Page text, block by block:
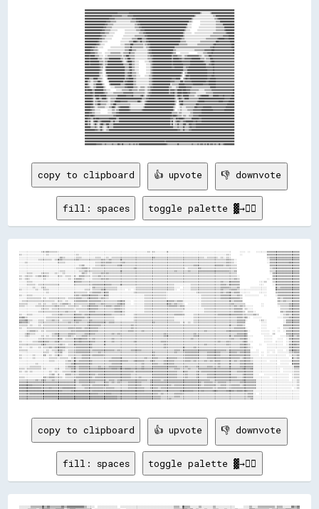
██████████████████████████████████████████████████████████████████████████████████████████████████████████████████████████████████████████████████████████████████████████████████████████████████████████████████
██████████████████████████████████████████████▓▓▓▓▓▓▓▓▓▓▓▓▓▓▓▓████████████████████████████████████████████████████████████████████████████████████████████████████▒▒░░░░░░░░░░░░▒▒████████████████████████████████
██████████████████████████████████████▓▓▓▓▓▓▓▓▓▓▓▓▓▓▒▒▒▒▒▒▒▒▓▓▓▓▓▓▓▓██████████████████████████████████████████████████████████████████████████████████████▒▒░░░░░░░░░░░░░░░░░░░░░░░░▒▒▒▒██████████████████████████
██████████████████████████████████▓▓▓▓▓▓▓▓▒▒▒▒▒▒▒▒▒▒▒▒▒▒▒▒▒▒▒▒▒▒▒▒▓▓▓▓▓▓██████████████████████████████████████████████████████████████████████████████▒▒░░░░░░░░░░░░░░░░░░░░░░░░░░░░░░▒▒▒▒▓▓██████████████████████
██████████████████████████████▓▓▓▓▓▓▒▒▒▒▒▒▒▒░░░░░░░░░░░░░░░░░░░░▒▒▒▒▒▒▒▒▓▓▓▓██████████████████████████████████████████████████████████████████████▒▒▒▒░░          ░░░░░░░░░░░░░░░░░░░░░░▒▒▒▒▒▒████████████████████
████████████████████████████▓▓▓▓▒▒▒▒▒▒▒▒░░░░░░░░░░░░░░░░░░░░░░░░░░░░░░▒▒▒▒▓▓▓▓██████████████████████████████████████████████████████████████████░░░░░░            ░░░░░░░░░░░░░░░░░░░░░░▒▒▒▒▒▒▒▒▒▒████████████████
██████████████████████████▓▓▓▓▒▒▒▒▒▒▒▒░░░░░░░░░░░░░░░░░░░░░░░░░░░░░░░░▒▒▒▒▒▒▓▓▓▓██████████████████████████████████████████████████████████████▒▒░░░░░░          ░░░░░░░░░░░░░░░░░░░░░░░░▒▒▒▒▒▒▒▒▒▒▒▒██████████████
████████████████████████▓▓▓▓▒▒▒▒▒▒▒▒░░░░░░░░░░          ░░░░░░░░░░░░░░░░▒▒▒▒▒▒▓▓▓▓▓▓████████████████████████████████████████████████████████▒▒░░░░░░          ░░░░░░░░░░░░░░░░░░░░░░░░░░▒▒▒▒▒▒▒▒▒▒▒▒▓▓████████████
██████████████████████▓▓▓▓▓▓▒▒▒▒▒▒░░░░░░░░              ░░░░░░░░░░░░░░░░░░░░▒▒▒▒▒▒▓▓▓▓████████████████████████████████████████████████████▒▒░░░░░░░░░░    ░░░░░░░░░░░░░░░░░░░░░░░░░░▒▒▒▒▒▒▒▒▒▒▒▒▒▒▒▒▒▒▓▓██████████
██████████████████████▓▓▒▒▒▒▒▒░░░░░░░░░░              ░░░░░░░░░░░░░░░░▒▒▒▒▒▒▒▒▒▒▒▒▒▒▓▓▓▓██████████████████████████████████████████████████▒▒░░░░░░░░░░░░░░░░░░░░░░░░░░░░░░░░░░░░▒▒▒▒▒▒▒▒▒▒▒▒▒▒▒▒▒▒▓▓▓▓▓▓▓▓████████
████████████████████▓▓▓▓▒▒▒▒░░░░░░░░░░              ░░░░░░░░░░░░░░▒▒▒▒▒▒▒▒██████▒▒▒▒▒▒▓▓██████████████████████████████████████████████▓▓▒▒▒▒░░░░░░░░░░░░░░░░░░░░░░░░░░░░░░▒▒▒▒▒▒▒▒▒▒▒▒▒▒▒▒▓▓████████▓▓▓▓▓▓████████
██████████████████▓▓▒▒▒▒░░░░░░░░                  ░░░░░░░░░░░░▒▒▒▒▒▒████▓▓▒▒▒▒██▒▒▒▒▒▒▓▓▓▓████████████████████████████████████████████▒▒▒▒▒▒▒▒░░░░░░░░░░░░░░░░░░░░▒▒▒▒▒▒▒▒▒▒▒▒▒▒▒▒▒▒▒▒▒▒████▓▓▓▓▓▓▓▓▓▓▓▓▓▓▓▓██████
████████████████▓▓▓▓▒▒░░░░░░                      ░░░░░░▒▒▒▒▒▒▒▒████▒▒▒▒▒▒▒▒▒▒▒▒▒▒░░▒▒▒▒▓▓▓▓████████████████████████████████████████▒▒▒▒▒▒▒▒▒▒▒▒░░░░░░░░░░░░░░▒▒▒▒▒▒▒▒▒▒▒▒▒▒▒▒▒▒▒▒▒▒▓▓██▓▓▓▓▓▓▓▓▓▓▓▓▓▓▓▓▓▓▓▓▓▓████
██████████▓▓▓▓▒▒▒▒░░░░░░░░          ░░░░░░░░░░░░░░░░░░░░▒▒▒▒▒▒▒▒██▒▒▒▒▒▒▒▒▒▒▒▒▒▒▒▒░░░░▒▒▒▒▓▓██████████████████████████████████▒▒▒▒▒▒▒▒▒▒▒▒▒▒▒▒▒▒▒▒▒▒▒▒▒▒▒▒▒▒▒▒▒▒▒▒▒▒▒▒▒▒▒▒▒▒▒▒▒▒▓▓▓▓██▓▓▓▓▓▓▓▓▓▓▓▓▓▓▓▓▓▓▓▓▓▓▓▓████
████████▓▓▓▓▒▒▒▒▒▒░░            ░░░░░░░░░░░░░░░░░░░░░░░░▒▒▒▒▒▒████▒▒▒▒▒▒░░░░░░░░░░░░░░░░▒▒▓▓▓▓██████████████████████████████▒▒▒▒░░░░░░░░░░░░░░░░░░░░░░░░░░▒▒▒▒▒▒▒▒▒▒▒▒▒▒▓▓▓▓▓▓▓▓▓▓████▓▓▓▓▓▓▓▓▓▓▓▓▓▓▓▓▓▓▓▓▓▓▓▓▓▓██
████████▓▓▓▓▓▓▒▒▒▒░░░░░░    ░░░░░░░░▒▒▒▒▒▒▒▒▒▒▒▒▒▒░░░░▒▒▒▒▒▒▒▒██▒▒▒▒▒▒░░░░░░░░░░░░░░░░░░▒▒▓▓▓▓████████████████████████████▓▓▒▒▒▒      ░░░░░░░░░░░░            ░░░░░░░░▒▒▒▒▒▒▓▓▓▓▓▓██▓▓▓▓▓▓▓▓▓▓▓▓▓▓▓▓▓▓▓▓▓▓▓▓▓▓▓▓██
██████▓▓██████▒▒▒▒▒▒░░░░░░  ░░░░▒▒▒▒▒▒▒▒▒▒▒▒▒▒▒▒▒▒▒▒░░▒▒▒▒████▒▒▒▒▒▒▒▒░░░░░░░░░░░░░░░░░░▒▒▒▒▓▓▓▓██████████████████████████▒▒▓▓▓▓▓▓▒▒▒▒▒▒░░░░▒▒▒▒▓▓▓▓▓▓▓▓▓▓▓▓▓▓▓▓▒▒▒▒░░░░▒▒▒▒▒▒████▓▓▓▓▓▓▓▓▓▓▓▓▓▓▓▓▓▓▓▓▓▓▓▓▓▓▓▓▓▓▓▓
██████▓▓██████████▒▒▒▒▒▒░░░░▒▒▒▒▒▒████████████████▒▒▒▒░░▒▒▒▒████▒▒▒▒▒▒░░░░░░░░░░░░░░░░░░▒▒▒▒▒▒▓▓██████████████████████████▒▒████████▓▓▓▓▒▒▒▒▓▓▓▓▓▓▓▓▓▓████████████▒▒▒▒▒▒░░▒▒▒▒▒▒████▓▓▓▓▓▓▓▓▓▓▓▓▓▓▓▓▓▓▓▓▓▓▓▓▓▓▓▓▓▓
██████▓▓████████████▒▒▒▒▒▒░░▒▒▒▒████████████████████▒▒░░░░▒▒██████▒▒▒▒░░░░░░        ░░░░░░▒▒▒▒▓▓██████████████████████████▓▓████████████▓▓▓▓▓▓▓▓▓▓▓▓██████████████████▓▓▒▒▒▒▒▒▒▒▓▓████▓▓▓▓▓▓▓▓▓▓▓▓▓▓▓▓▓▓▓▓▓▓▓▓▓▓▓▓
██████▓▓████████████▓▓▓▓▒▒░░▒▒▒▒██████████████████████▒▒▒▒▒▒▒▒████▒▒▒▒░░░░░░          ░░░░░░▒▒▓▓██████████████████████████▓▓██████████████▓▓▓▓▓▓▓▓▓▓██████████████████████▒▒▒▒▓▓▓▓████▓▓▓▓▓▓▓▓▓▓▓▓▓▓▓▓▓▓▓▓▓▓▓▓▓▓▓▓
████████████████████▓▓▒▒▒▒  ▒▒██████████████████████████▒▒▒▒▒▒████▒▒▒▒░░░░░░          ░░░░░░▒▒▓▓██████████████████████████▓▓▓▓████████████▒▒▒▒▓▓▓▓████████████████████████▓▓▓▓▓▓▓▓▓▓██▓▓▓▓▓▓▓▓▓▓▓▓▓▓▓▓▓▓▓▓▓▓▓▓▓▓▓▓
████████████████████▓▓▒▒░░  ▒▒██████████████████████████▒▒▒▒▒▒▓▓██▒▒▒▒░░░░░░          ░░░░░░▒▒▓▓██████████████████████████████████████████▒▒▒▒▒▒████████████████████████████▓▓▓▓▓▓▓▓██▓▓▓▓▓▓▓▓▓▓▓▓▓▓▓▓▓▓▓▓▓▓▓▓▓▓▓▓
████████████████████▒▒▒▒░░  ░░██████████████████████████▒▒▒▒▓▓▓▓██▒▒▒▒▒▒░░░░          ░░░░░░▒▒▓▓████████████████████████████████████████▒▒  ▒▒▒▒████████████████████████████▓▓▓▓▓▓▓▓██▓▓▓▓▓▓▓▓▓▓▓▓▓▓▓▓▓▓▓▓▓▓▓▓▓▓▓▓
████████████████████▒▒░░░░  ░░▒▒████████████████████████▒▒▒▒▓▓████▒▒▒▒▒▒░░░░░░      ░░░░░░▒▒▒▒▓▓██████████████████████████████████████▓▓░░  ▒▒████▓▓████████████████████████▓▓▓▓▓▓████▓▓▓▓▓▓▓▓▓▓▓▓▓▓▓▓▓▓▓▓▓▓▓▓▓▓▓▓
██████▒▒▒▒▒▒██████▒▒▒▒▒▒░░    ░░████████████████████████▒▒▓▓▓▓██████▒▒▒▒░░░░░░░░░░░░░░░░░░▒▒▒▒▓▓██████████████████████████▓▓▓▓▓▓██████░░  ▒▒▓▓██▓▓▓▓████████████████████████▓▓▓▓████████▓▓▓▓▓▓▓▓▓▓▓▓▓▓▓▓▓▓▓▓▓▓▓▓▓▓
████▒▒▒▒░░░░▒▒▒▒▒▒████▒▒░░      ░░████████████████████▒▒▓▓▓▓████████▒▒▒▒░░░░░░░░░░░░░░░░░░▒▒▒▒▓▓████████████████████████▓▓▓▓▓▓▒▒▒▒▒▒▒▒████▒▒▓▓▓▓▓▓▓▓▓▓████████████████████▓▓▓▓██████████▓▓▓▓▓▓▓▓▓▓▓▓▓▓▓▓▓▓▓▓▓▓▓▓▓▓
████▒▒░░░░░░▒▒▒▒████████▒▒░░      ▒▒██████████████▒▒▒▒▒▒▓▓██████████▒▒▒▒░░░░░░░░░░░░░░░░░░▒▒▒▒▓▓████████████████████████░░▒▒▒▒▒▒▒▒▒▒████████▓▓▓▓▓▓▓▓▓▓▓▓██████████████▓▓▓▓▓▓▓▓██████████▓▓▓▓▓▓▓▓▓▓▓▓▓▓▓▓▓▓▓▓▓▓▓▓▓▓
██▓▓▓▓▒▒░░░░▒▒▒▒██████████▒▒░░      ░░░░░░▒▒▒▒▒▒▒▒▒▒▒▒▒▒▓▓▓▓████████▒▒▒▒▒▒░░░░▒▒▒▒▒▒░░░░▒▒▒▒▓▓▓▓██████████████████████▒▒▒▒░░░░░░▒▒▒▒██████████▓▓▓▓▓▓▓▓▒▒▒▒▒▒▒▒▒▒▒▒▒▒▒▒▒▒▒▒▒▒▒▒▒▒████████▓▓▓▓▓▓▓▓▓▓▓▓▓▓▓▓▓▓▓▓▓▓▓▓▓▓
██▓▓██████▒▒▒▒████████████▒▒▒▒░░░░░░        ░░░░░░░░▒▒▒▒▒▒▒▒▒▒▓▓▓▓▒▒▒▒▒▒▒▒░░▒▒▒▒▒▒▒▒░░░░▒▒▒▒▓▓████████████████████████▒▒▓▓▓▓▓▓▒▒▒▒██████▓▓████▓▓▓▓▓▓▒▒▒▒▒▒▒▒▒▒▒▒░░░░░░░░▒▒▒▒▒▒▒▒▒▒▓▓▓▓▓▓▓▓▓▓▓▓▓▓▓▓▓▓▓▓▓▓▓▓▓▓▓▓▓▓██
██▓▓▓▓▓▓██▓▓▒▒████████████▓▓▒▒▒▒░░░░░░░░▒▒▒▒▒▒▒▒▒▒▒▒▒▒▓▓▓▓▓▓▓▓▓▓▓▓▓▓▒▒▒▒▒▒▒▒▒▒▒▒▒▒▒▒░░░░▒▒▓▓▓▓████████████████████████▒▒▓▓▓▓██▒▒▒▒██████▓▓██████▓▓▓▓▒▒▒▒▒▒▒▒░░░░░░░░░░░░░░▒▒▒▒▒▒▒▒▒▒▓▓▓▓▓▓▓▓▓▓▓▓▓▓▓▓▓▓▓▓▓▓▓▓▓▓▓▓██
██████████▓▓▒▒██████▓▓████████▒▒▒▒▒▒▒▒▒▒▒▒▒▒▒▒████████████▓▓▓▓▓▓▓▓██▒▒▒▒▒▒▒▒▒▒▓▓██▒▒░░▒▒▓▓▓▓██████████████████████████████████▒▒▒▒████▓▓▒▒████████▒▒▒▒▒▒▒▒░░░░▒▒▒▒▓▓██████████▒▒▒▒▒▒████████▓▓▓▓▓▓██▓▓▓▓▓▓▓▓▓▓████
██████████▓▓░░▒▒████▒▒▒▒██████▒▒░░░░▒▒▒▒▒▒▒▒████████████████████████████████████▒▒▒▒▒▒▓▓▓▓████████████████████████████████████▒▒░░▒▒██▓▓▒▒▒▒██████▒▒▒▒▒▒▒▒▒▒▒▒▒▒████████████████████████████████████▓▓▓▓▓▓▓▓██████
██████████▓▓░░▒▒▒▒▓▓▓▓▒▒▒▒▒▒▒▒▒▒░░░░▒▒▒▒▒▒████████▓▓▓▓▓▓▓▓▓▓▒▒▒▒▒▒▒▒▒▒▒▒▒▒████▒▒░░░░▒▒▓▓██████████████████████████████████████▒▒░░  ▓▓▓▓██▒▒▒▒▒▒▒▒▒▒▒▒▒▒▒▒▒▒▒▒▓▓████████▓▓▓▓▓▓▓▓▓▓▓▓▓▓▓▓▓▓▓▓██████▓▓▓▓▓▓▓▓████████
██████████▓▓░░▒▒▒▒████▒▒▒▒▒▒▒▒░░░░░░▒▒▒▒████▒▒▒▒▒▒▒▒▒▒▒▒▒▒▒▒▒▒▒▒░░░░░░░░░░░░░░░░░░░░▓▓████████████████████████████████████████▒▒    ▒▒████▒▒▒▒▒▒▒▒▒▒▒▒▒▒▒▒▒▒████▓▓▓▓▓▓▓▓▓▓▓▓▓▓▓▓▓▓▓▓▓▓▓▓▓▓▓▓▓▓▓▓▓▓▓▓▓▓▓▓██████████
████████▓▓▓▓▒▒░░░░▒▒▒▒▒▒▒▒▒▒░░░░░░▒▒▒▒████▒▒░░▒▒▓▓████████████▒▒░░░░░░░░░░░░░░░░░░▒▒████████████████████████████████████████▒▒░░    ░░▒▒░░░░░░▒▒▒▒▒▒▒▒▒▒▒▒████▓▓▓▓▓▓▓▓████████████▓▓▓▓▓▓▓▓▓▓▓▓▓▓▓▓▓▓▓▓████████████
████████▓▓▒▒▒▒░░░░░░░░          ░░░░░░▒▒▒▒░░▒▒▒▒██████████████▓▓▒▒▒▒▒▒▒▒▒▒▒▒▒▒▒▒▓▓██████████████████████████████████████████▒▒    ░░░░▒▒░░░░░░░░▒▒▒▒▒▒▒▒▓▓▓▓▓▓▓▓▓▓▓▓████████████████▓▓▓▓▓▓▓▓▓▓▓▓▓▓▓▓██████████████
██████▓▓▓▓▒▒▒▒░░░░░░░░          ░░░░░░▒▒▒▒▒▒▓▓▓▓██████████████████████████████████████████████████████████████████████████▒▒▒▒▒▒▒▒░░▒▒▒▒░░░░░░░░░░░░▒▒▒▒▓▓▓▓▓▓▓▓▓▓▓▓██████████████████████████████████████████████
██████▓▓████▓▓▒▒▒▒▒▒▒▒▒▒▒▒▒▒▒▒▒▒▒▒▒▒▒▒▒▒▓▓▓▓██████████████████████████████████████████████████████████████████████████████▓▓████▓▓▒▒▒▒▒▒░░▒▒▒▒░░░░▒▒▒▒▒▒▓▓▓▓▓▓▓▓██████████████████████████████████████████████████
████▓▓▓▓▒▒▒▒██▓▓████▓▓▓▓▓▓▓▓▓▓▓▓▓▓██████████▒▒▒▒████████████████████████████████████████████████████████████████████████▓▓▓▓▒▒▒▒██▓▓██████▓▓▒▒▒▒▒▒▒▒▒▒██████████▓▓▓▓██████████████████████████████████████████████
████▒▒▓▓░░░░▓▓████▒▒▒▒▓▓████████████▒▒▒▒██▒▒▒▒▒▒████████████████████████████████████████████████████████████████████████▒▒██░░▒▒▓▓██▓▓▒▒▒▒▓▓▓▓██████████▓▓▓▓██▓▓▓▓▓▓██████████████████████████████████████████████
████▒▒▓▓░░░░▒▒██▒▒░░▒▒████▒▒▒▒████▒▒▒▒▒▒████████████████████████████████████████████████████████████████████████████████▒▒██░░▒▒▒▒██▒▒▒▒▒▒████▒▒▒▒████▓▓▓▓▓▓██████████████████████████████████████████████████████
████████▒▒▒▒▒▒▓▓▒▒░░▒▒██▒▒░░░░▒▒██▒▒▒▒▒▒████████████████████████████████████████████████████████████████████████████████████▒▒▒▒▒▒▓▓▒▒▒▒▒▒██▒▒▒▒▒▒▓▓██▓▓▓▓▓▓██████████████████████████████████████████████████████
██████████████▓▓▓▓▒▒▒▒██▒▒░░░░▒▒▒▒████████████████████████████████████████████████████████████████████████████████████████████████▓▓▓▓▒▒▒▒██▒▒▒▒▒▒▓▓▓▓████████████████████████████████████████████████████████████
██████████████████████████████████████████████████████████████████████████████████████████████████████████████████████████████████████████████████████████████████████████████████████████████████████████████████
██████████████████████████████████████████████████████████████████████████████████████████████████████████████████████████████████████████████████████████████████████████████████████████████████████████████████
██████████████████████████████████████████████████████████████████████████████████████████████████████████████████████████████████████████████████████████████████████████████████████████████████████████████████
████████████████████████████████████████████████████████████████████████████████████████████████████████████████▓▓████████████████████████████████████████████████████████████████████████████████████████████████
████████████████▓▓▓▓▓▓▓▓▒▒▒▒▓▓▒▒▒▒▒▒▒▒▓▓▒▒▒▒▒▒██▓▓▒▒██▒▒▒▒▒▒▒▒▓▓▒▒▒▒▓▓▒▒▓▓▒▒███████
copy to clipboard 👍 upvote 👎 downvote
fill: spaces toggle palette ▓→✊🏽
░░░░░░░░░░░░░░░░▒▒▒▒▓▓▒▒▒▒▒▒░░░░░░░░░░░░░░░░░░░░░░░░░░░░░░░░░░░░░░░░░░░░░░░░░░░░░░░░░░░░░░░░░░▒▒░░▒▒░░░░░░░░▒▒░░░░░░░░░░░░░░░░░░░░░░░░░░░░░░░░░░░░░░░░░░░░░░      ░░░░  ░░    ░░░░░░░░▓▓▓▓▓▓▓▓▓▓▓▓▓▓▓▓▓▓▓▓▓▓▓▓
▒▒░░░░░░░░░░░░░░░░░░▒▒░░░░░░░░░░░░░░░░░░░░▒▒░░░░░░░░░░░░░░░░░░░░░░░░░░░░░░░░░░░░░░░░░░░░░░░░░░░░░░░░░░░░░░░░░░░░░░░░░░░░░░░░░░░░░░░░░░░░░░░░░░░░░░░░░░░░▒▒░░      ░░                  ▓▓▓▓▓▓▓▓▓▓▓▓▓▓▓▓▓▓▓▓▓▓▓▓
░░░░░░░░░░░░░░░░░░░░░░░░░░░░░░▓▓▒▒░░░░░░░░▒▒▒▒░░░░░░░░░░▒▒▒▒░░░░▒▒░░▒▒▒▒▒▒▒▒▒▒▒▒▒▒▒▒▒▒▒▒▒▒▒▒▒▒▒▒▒▒▓▓▒▒▒▒▒▒▒▒▒▒▒▒▒▒▒▒▒▒▒▒▒▒▒▒▒▒▒▒▒▒▒▒▒▒▒▒░░▒▒▒▒▒▒▒▒░░▒▒░░▒▒░░                          ▒▒▓▓▓▓▓▓▓▓▓▓▓▓▓▓▓▓▓▓▓▓▓▓
░░░░░░░░░░░░░░▒▒▒▒▒▒▒▒▒▒░░▒▒▓▓▓▓▒▒▒▒▒▒▒▒▒▒▓▓▒▒▒▒▒▒▒▒▒▒▒▒▒▒▒▒▓▓▒▒▒▒▓▓▒▒▒▒▒▒▓▓▒▒▒▒▒▒▒▒▒▒▒▒▒▒▒▒▒▒▒▒▒▒▒▒▒▒▒▒▒▒▒▒▒▒▒▒▒▒▒▒▒▒▒▒▒▒▒▒▒▒▒▒▒▒▒▒▒▒▒▒▒▒▒▒▒▒▒▒▒▒▒▒▒▒▒▒▓▓▒▒▒▒░░                      ░░▓▓▓▓▓▓▓▓▓▓▓▓▓▓▓▓▓▓▓▓▓▓
░░░░▒▒░░░░░░░░░░░░░░░░░░░░░░▒▒▒▒▒▒░░░░░░░░░░░░░░░░░░░░░░▒▒▒▒▓▓▒▒▓▓▓▓▒▒▒▒▒▒▒▒▓▓▒▒▒▒▒▒▒▒▒▒▒▒▒▒▒▒▒▒▒▒▒▒▒▒▒▒▒▒▒▒▒▒▒▒▒▒▒▒▒▒▒▒▒▒▒▒▒▒▒▒▒▒▒▒▒▒▒▒▒▒▒▒▒▒▒▒▒▒▒▒▒▒▒▒▓▓▒▒▒▒░░                      ░░▓▓▓▓▓▓▓▓▓▓▓▓▓▓██▓▓▓▓▓▓
░░░░░░░░░░░░░░░░░░░░░░░░░░░░░░░░░░░░░░░░░░░░▒▒▓▓░░░░░░░░▒▒▒▒▓▓▒▒▒▒▒▒▒▒▒▒▓▓▓▓▒▒▒▒▒▒▒▒▒▒▒▒▒▒▒▒▒▒▒▒▒▒▒▒▒▒▒▒▒▒▒▒▒▒▒▒▒▒▒▒▒▒▒▒▒▒▒▒▒▒▒▒▓▓▓▓▒▒▒▒▒▒▒▒▒▒▒▒▓▓▓▓▓▓▒▒▓▓▒▒▒▒▒▒                        ▓▓▓▓▓▓▓▓▓▓▓▓▓▓▓▓▓▓▓▓▓▓
░░░░░░░░░░░░░░░░░░░░░░░░░░░░░░░░░░░░░░░░░░▒▒▒▒▓▓▓▓▒▒░░▒▒▒▒▒▒▒▒▒▒▒▒▒▒▒▒▒▒▒▒▒▒▒▒▒▒▒▒▒▒▓▓▒▒▒▒▒▒▒▒▒▒▒▒▒▒▒▒▒▒▒▒▒▒▒▒▒▒▒▒▒▒▒▒▒▒▒▒░░▒▒▒▒▒▒▒▒▓▓▒▒▒▒▒▒▒▒▒▒▒▒▒▒▒▒▒▒▒▒▒▒▒▒▒▒                        ▒▒▓▓▓▓▓▓▓▓▓▓▓▓▓▓▓▓▓▓▓▓
░░░░░░░░░░░░░░░░░░░░░░░░░░░░░░▒▒▒▒░░░░░░░░░░▒▒▒▒▓▓▒▒▒▒▒▒▒▒▒▒▒▒▒▒▒▒▒▒▒▒▒▒▒▒▓▓▒▒▒▒▒▒▒▒▒▒▒▒▒▒▒▒▒▒▒▒▒▒▒▒▒▒▒▒▒▒▒▒▒▒▒▒▒▒▓▓▒▒▒▒▒▒▒▒▓▓▒▒▒▒▒▒▓▓▓▓▓▓▓▓▓▓▓▓▓▓▓▓▓▓▓▓▓▓▒▒▒▒▓▓                        ▒▒▒▒▓▓▓▓▓▓▓▓▓▓▓▓▓▓▓▓▓▓
░░░░░░▒▒▒▒░░░░░░▒▒▒▒▒▒░░░░▒▒░░░░▒▒░░░░░░░░░░░░▓▓▒▒░░░░▒▒▒▒▒▒▓▓▒▒▓▓▒▒▒▒▒▒▒▒▒▒▒▒▒▒▒▒▒▒▒▒▒▒▒▒▒▒▒▒▒▒▒▒▒▒▒▒▒▒▒▒▒▒▒▒▒▒▒▒▒▒▒▒▒▒▒▒▒▒▒▒▒▒▒▒▒▒▒▒▒▒▒▒▒▒▒▒▒▒▒▒▒▒▒▒▒▒▒▒▒▒▒▒▒▒                        ░░▓▓▓▓▓▓▓▓▓▓▓▓▓▓▓▓▓▓▓▓
▒▒░░▒▒▒▒▒▒░░▒▒▓▓▒▒▓▓▒▒░░░░░░▒▒▒▒░░▒▒▒▒░░▒▒░░▓▓▓▓▒▒▒▒░░▒▒▒▒▓▓▒▒▒▒▒▒▒▒▒▒▒▒▒▒▒▒▒▒▒▒▒▒▒▒▒▒▒▒▒▒▒▒▒▒▒▒▒▒▒▒▒▒▒▒▒▒▒▒▒▒▒▒▒▒▒▒▒▒▒▒▒▒▒▒▒▒▒▒▒▒▒▒▒▒▒▒▒▒▒▒▒▒▒▒▒▒▒▒▒▒▒▒▒▒▒▒▒▒▒▒░░                        ▓▓▓▓▓▓▓▓▓▓▓▓▓▓▓▓▓▓▓▓
▒▒░░▒▒▒▒░░░░░░░░░░▒▒░░░░░░░░░░░░░░░░▒▒░░▒▒▓▓▓▓▒▒░░░░░░▒▒▒▒▒▒▓▓▒▒▓▓▒▒▒▒▒▒▒▒▒▒▒▒▒▒▒▒▒▒▒▒▒▒▒▒▒▒▒▒▒▒▒▒▒▒▒▒▒▒▒▒▒▒▒▒▒▒▒▒▒▒▒▒▒▒▒▒▒▒▒▒▒▒▒▒▒▒▒▒▒▒▒▒▒▒▒▒▒▒▒▒▒▒▒▒▒▒▒▒▒▒▒▒▓▓▒▒                    ░░  ▓▓▓▓▓▓▓▓▓▓▓▓▓▓▓▓▓▓▓▓
░░░░░░▒▒▒▒░░░░░░░░░░░░░░░░░░░░░░░░░░░░░░▓▓▓▓▓▓▒▒▒▒▒▒▒▒▒▒▒▒▒▒▒▒▒▒▒▒▒▒▒▒▒▒▒▒▒▒▒▒▒▒▒▒▒▒▒▒▒▒▒▒▒▒▒▒▒▒▒▒▒▒▒▒▒▒▒▒▒▒▒▒▒▒▒▒▒▒▒▒▒▒▒▒▒▒▒▒▒▒▒▒▒▒▒▒▒▒▒▒▒▒▒▒▒▒▒▒▒▒▓▓▒▒▒▒▓▓▓▓▓▓▓▓              ░░░░▒▒    ▒▒▓▓▓▓▓▓▓▓▓▓▓▓▓▓▓▓▓▓
░░░░░░▒▒▒▒▒▒░░▒▒▒▒▒▒▒▒▒▒▒▒▒▒▒▒░░░░░░░░░░▒▒▒▒▒▒▒▒▒▒▒▒▒▒▓▓▓▓▓▓▓▓▓▓▓▓▓▓▒▒▒▒▒▒▓▓▒▒▒▒▒▒▒▒▒▒▒▒▒▒▒▒▒▒▒▒▒▒▒▒▒▒▒▒▒▒▒▒▒▒▒▒▒▒░░░░░░░░░░░░▒▒▒▒▒▒▒▒▒▒▒▒▒▒▒▒▒▒▒▒▒▒▓▓▓▓▒▒▓▓▓▓▓▓▓▓              ░░░░      ░░▓▓▓▓▓▓▓▓▓▓▓▓▓▓▓▓▓▓
░░░░░░░░░░▒▒░░░░▒▒▒▒░░░░░░░░░░░░░░░░░░░░░░░░░░░░░░░░░░▓▓▒▒▒▒▒▒▒▒▒▒▒▒▒▒▒▒░░░░░░░░░░░░░░▒▒▒▒▒▒▒▒▒▒▒▒▒▒▒▒▒▒▒▒▒▒▒▒▒▒▒▒░░░░  ░░░░░░▒▒▒▒▒▒▒▒▒▒▒▒▒▒▒▒▒▒▒▒▒▒▓▓▓▓▓▓▒▒▒▒▒▒▓▓        ░░░░░░░░░░░░      ▓▓▒▒▓▓▓▓▓▓▓▓▓▓▓▓▓▓
▒▒░░░░░░░░░░▒▒░░░░▒▒▒▒░░░░░░░░░░░░░░░░░░░░░░░░░░▒▒▒▒░░▒▒▒▒▒▒▓▓▓▓▒▒▒▒▒▒▒▒░░░░░░  ░░  ░░▒▒▒▒▒▒▒▒▒▒▒▒▒▒▒▒▒▒▒▒▒▒▒▒▒▒▒▒░░  ░░░░░░░░▒▒▒▒▒▒▒▒▒▒▒▒▒▒▒▒▒▒▒▒▒▒▓▓▒▒▒▒▒▒▓▓▓▓▒▒░░░░░░░░░░░░░░░░░░░░      ▓▓▓▓▓▓▓▓▓▓▓▓▓▓▓▓▓▓
░░░░░░░░░░░░░░░░░░░░▒▒░░░░░░░░░░░░░░░░░░▒▒▒▒▒▒▒▒▒▒░░▒▒▓▓▓▓▓▓▒▒▓▓▓▓░░░░░░░░░░░░░░░░░░▒▒▒▒▒▒▒▒▒▒▒▒▒▒▒▒▒▒▒▒▒▒▒▒░░░░░░░░░░░░░░░░░░░░░░▒▒▒▒▒▒▒▒▒▒▒▒▒▒▒▒▒▒▓▓▒▒▓▓▓▓▒▒▓▓▓▓░░░░░░░░      ░░░░░░      ▒▒▓▓▓▓▓▓▓▓▓▓▓▓▓▓▓▓
▒▒░░░░▒▒▒▒░░░░░░░░░░░░░░░░░░░░░░░░░░░░░░▒▒▓▓▒▒▓▓▓▓▓▓▓▓▓▓▓▓▒▒▒▒▓▓▓▓░░░░░░░░░░░░░░░░░░░░░░░░░░▒▒▒▒▒▒▒▒▒▒▒▒▒▒▒▒░░░░░░░░░░░░░░░░░░░░░░░░░░▒▒▒▒▒▒▒▒▒▒▒▒▒▒▓▓▓▓▓▓▓▓▒▒▒▒▓▓▒▒  ░░░░░░░░░░    ░░      ░░▓▓▓▓▓▓▓▓▓▓▓▓▓▓▓▓
░░░░░░▒▒▒▒▒▒▒▒▒▒░░▒▒░░▒▒▒▒▒▒▒▒▒▒▒▒░░▒▒▒▒▒▒▓▓▓▓▒▒▒▒▓▓▓▓▓▓▓▓▒▒▓▓▒▒▒▒░░░░░░░░░░░░░░░░░░░░░░░░░░▒▒▒▒▒▒▒▒▒▒▒▒▒▒▒▒░░░░░░░░░░░░░░░░░░░░░░░░░░▒▒▒▒▒▒▒▒▒▒▒▒▒▒▓▓▓▓▓▓▓▓▓▓▓▓▓▓▒▒                          ▓▓▒▒▓▓▓▓▓▓▓▓▓▓▓▓
░░▒▒▒▒▒▒▒▒▒▒▒▒▒▒▒▒▒▒▒▒▒▒▒▒░░▒▒▒▒░░▒▒░░░░▒▒▓▓▓▓▓▓▓▓▒▒▓▓▓▓▓▓▓▓▒▒▒▒▒▒▒▒▒▒▒▒▓▓▓▓▓▓░░░░  ░░░░░░░░▒▒▒▒▒▒▒▒▒▒▒▒▒▒▒▒▓▓▓▓▓▓▒▒▓▓▓▓░░░░░░░░░░░░░░▒▒▒▒▒▒▒▒▒▒▒▒▒▒▒▒▒▒▒▒▓▓▒▒▓▓▓▓▓▓                          ▓▓▒▒▓▓▒▒▒▒▓▓▓▓▓▓
▒▒▒▒▒▒░░░░░░░░▒▒░░▒▒░░░░▒▒▒▒░░▒▒▓▓▓▓▒▒░░▒▒▒▒▒▒▒▒▒▒▒▒▓▓▓▓▒▒▒▒▓▓▒▒▒▒▒▒▒▒▒▒▓▓▓▓▓▓░░░░  ░░░░░░░░▒▒▒▒▒▒▒▒▒▒▒▒▒▒▒▒▓▓▓▓▒▒▓▓▒▒▒▒░░  ░░░░░░░░░░▒▒▒▒▒▒▒▒▒▒▒▒▒▒▒▒▒▒▒▒▒▒▓▓▒▒▒▒▒▒▒▒            ░░          ▒▒▒▒▒▒▒▒▓▓▓▓▓▓▓▓
▒▒▒▒░░░░░░░░▒▒▒▒▒▒▒▒▒▒▒▒▒▒▓▓▒▒▒▒▒▒░░▒▒▒▒▒▒▒▒░░▒▒▒▒▓▓▓▓▓▓▓▓▒▒▒▒▒▒▓▓▓▓▒▒▓▓▓▓▒▒▒▒░░░░░░░░░░░░░░▒▒▒▒▒▒▒▒▒▒▒▒▒▒▒▒▒▒▓▓▓▓▓▓▒▒▓▓▒▒░░░░░░░░░░░░▒▒▒▒▒▒▒▒▒▒▒▒▒▒▒▒▒▒▒▒▒▒▒▒▓▓▒▒▓▓▒▒░░░░░░      ░░          ░░▒▒▒▒▒▒▓▓▓▓▓▓▓▓
░░░░░░░░░░░░░░░░▒▒▒▒▒▒░░▒▒▒▒▒▒▒▒▒▒▒▒▒▒▒▒░░▒▒▒▒▒▒▒▒▓▓▓▓▓▓▓▓▒▒▒▒▒▒▒▒▒▒▒▒▓▓▓▓▒▒▒▒░░░░░░░░░░░░░░▒▒▒▒▒▒▒▒▒▒▒▒▒▒▒▒▒▒▒▒▒▒▒▒▒▒▒▒▒▒░░░░░░░░░░░░░░▒▒▒▒▒▒▒▒▒▒▒▒▒▒▒▒▒▒▒▒▒▒▓▓▓▓▓▓░░▒▒░░░░                    ▒▒▒▒▒▒▓▓▓▓▓▓▓▓
░░░░░░░░░░░░░░▒▒▒▒▒▒▒▒▒▒▒▒▒▒▒▒▒▒▒▒▓▓▒▒▒▒▒▒░░▒▒▒▒▒▒▒▒▓▓▓▓▒▒▒▒▒▒▒▒▒▒▒▒▒▒▓▓▓▓▓▓▒▒░░░░░░░░░░░░░░▒▒▒▒▒▒▒▒▒▒▒▒▒▒▒▒▒▒▒▒▒▒▒▒▒▒▒▒░░░░░░░░░░░░░░░░▒▒▒▒▒▒▒▒▒▒▒▒▒▒▒▒▒▒▒▒▒▒▓▓▓▓▓▓▒▒  ▒▒▒▒░░                  ▓▓▒▒▓▓▓▓▓▓▓▓▓▓
▒▒░░░░▒▒▒▒░░░░░░░░░░░░░░▒▒▒▒▒▒▓▓▒▒▒▒▒▒▒▒▓▓▓▓▓▓▒▒▓▓▓▓▓▓▓▓▓▓▓▓▓▓▓▓▓▓▓▓▒▒▒▒▒▒▒▒▒▒░░░░░░▒▒▒▒▒▒▒▒▒▒▒▒▒▒▒▒▒▒▒▒▒▒▒▒▒▒▒▒▒▒▓▓▓▓▓▓▒▒░░░░░░▒▒▒▒▒▒▒▒▒▒▒▒▒▒▒▒▒▒▓▓▓▓▓▓▓▓▓▓▓▓▓▓▓▓▓▓▒▒▒▒▒▒▒▒▓▓▒▒                ░░▒▒▓▓▒▒▓▓▓▓▓▓
▓▓██▒▒░░░░░░░░░░░░░░▒▒▒▒▒▒▒▒▒▒▒▒▒▒▒▒▒▒▒▒▓▓▓▓▓▓▓▓▒▒▓▓▒▒▒▒▒▒▒▒▒▒▒▒▒▒▒▒▒▒░░░░░░░░░░░░░░▒▒▒▒▒▒▒▒▒▒▒▒▒▒▒▒▒▒▒▒▒▒▒▒▒▒▒▒▒▒░░░░░░░░░░░░░░▒▒▒▒▒▒▒▒▒▒▒▒▒▒▒▒▒▒▒▒▒▒▒▒▒▒▒▒▒▒▒▒▓▓▓▓▒▒▓▓░░  ░░░░░░            ░░░░▒▒▒▒▓▓▓▓▓▓▓▓
▓▓▓▓██▒▒▒▒░░░░▒▒▒▒░░▒▒▒▒▓▓▒▒▒▒░░▒▒▒▒▒▒▒▒▓▓▓▓▓▓▒▒▒▒▒▒▓▓▒▒▒▒▒▒▒▒▒▒▒▒▒▒▒▒░░░░░░░░░░░░░░▒▒▒▒▒▒▒▒▒▒▒▒▒▒▒▒▒▒▒▒▒▒▒▒▒▒▒▒▒▒░░░░░░░░░░░░░░▒▒▒▒▒▒▒▒▒▒▒▒▒▒▒▒▒▒▒▒▒▒▒▒▒▒▒▒▒▒▒▒▓▓▓▓▓▓░░        ░░▒▒░░            ░░▓▓▓▓▓▓▓▓▓▓
██▓▓▓▓▒▒░░░░░░▒▒▒▒▒▒▒▒▒▒▒▒▒▒▒▒▒▒▒▒▒▒▓▓▒▒▒▒▓▓▒▒▒▒▒▒▓▓▓▓▓▓▓▓▓▓▓▓▓▓▒▒▓▓▓▓▒▒▒▒▒▒▒▒▒▒▒▒▒▒▒▒▒▒▒▒▒▒▒▒▒▒▒▒▓▓▒▒▒▒▒▒▒▒▒▒▒▒▒▒▒▒▒▒░░▒▒░░▒▒░░▒▒▒▒▒▒▒▒▒▒▒▒▒▒▒▒▒▒▒▒▒▒▒▒▒▒▒▒▒▒▒▒▓▓▓▓▓▓            ░░░░            ░░▓▓▓▓▓▓▓▓▓▓
▒▒▒▒▒▒░░▒▒░░░░▒▒░░▒▒▒▒▒▒▒▒▒▒▒▒▒▒▒▒▒▒▒▒▒▒▒▒▒▒▒▒▒▒▒▒▓▓▓▓▓▓▓▓▓▓▒▒▒▒▒▒▒▒▒▒▒▒▒▒▒▒▒▒▒▒▒▒▓▓▒▒▒▒▒▒▒▒▒▒▒▒▒▒▒▒▒▒▒▒▒▒▒▒▒▒▒▒▒▒▒▒▒▒▒▒▒▒▒▒▒▒▒▒▒▒▒▒▒▒▒▒▒▒▒▒▒▒▒▒▒▒▒▒▒▒▒▒▒▒▓▓▒▒▒▒▓▓▓▓▒▒            ░░░░            ▓▓▓▓▓▓▓▓▓▓▓▓
▒▒░░░░▒▒▒▒▒▒▒▒▒▒▒▒▒▒▒▒▒▒▒▒▒▒▒▒▒▒▒▒▒▒▓▓▓▓▒▒▓▓▓▓▒▒▓▓▓▓▓▓▓▓▓▓▒▒▒▒▒▒▒▒▒▒▒▒▒▒▒▒▒▒▒▒▒▒▒▒▓▓▒▒▒▒▒▒▒▒▒▒▒▒▒▒▒▒▒▒▒▒▒▒▒▒▒▒▒▒▒▒▒▒▒▒▒▒▒▒▒▒▒▒▒▒▒▒▒▒▒▒▒▒▒▒▒▒▒▒▒▒▒▒▒▒▒▒▒▒▒▒▒▒▒▒▓▓▓▓▓▓▓▓░░          ░░░░        ░░  ▒▒▒▒▓▓▓▓▓▓▓▓
░░░░░░▒▒▓▓▓▓▒▒░░▒▒░░▒▒▒▒▒▒▒▒▒▒▒▒▒▒▒▒▒▒▓▓▒▒▓▓▓▓▓▓▓▓▓▓▓▓▓▓▓▓▒▒▒▒▒▒▒▒▒▒▒▒▒▒▒▒▒▒▒▒▒▒▓▓▓▓▒▒▒▒▒▒▓▓▒▒▒▒▒▒▒▒▒▒▒▒▒▒▒▒▒▒▒▒▒▒▒▒▒▒▒▒▒▒▒▒▒▒▒▒▒▒▒▒▒▒▒▒▓▓▒▒▒▒▒▒▒▒▒▒▒▒▒▒▓▓▓▓▓▓▓▓▓▓▓▓▓▓▓▓░░        ░░░░░░  ░░  ░░  ░░▓▓▓▓▓▓▓▓▓▓
░░░░▒▒▓▓▒▒▒▒░░░░░░░░░░░░▒▒▓▓▓▓▒▒▒▒▒▒▓▓▓▓▒▒▒▒▒▒▒▒▓▓▓▓▓▓▓▓▒▒▒▒▒▒▒▒▒▒▒▒▓▓▒▒▓▓▒▒▒▒▒▒▒▒▒▒▒▒▒▒▒▒▒▒▒▒▒▒▒▒▒▒▒▒▒▒▒▒▓▓▒▒▒▒▒▒▒▒▒▒▒▒▒▒▒▒▒▒▒▒▓▓▒▒▒▒▒▒▒▒▒▒▒▒▒▒▒▒▒▒▒▒▒▒▒▒▒▒▒▒▒▒▓▓▓▓▓▓▓▓          ░░░░░░  ▒▒        ▓▓▓▓▓▓▓▓▓▓
░░░░▒▒▒▒░░░░░░░░▒▒░░▒▒░░▒▒▒▒▓▓▒▒▒▒▒▒▓▓▒▒░░▒▒▒▒▓▓▓▓▒▒▒▒▒▒▒▒▒▒▒▒▒▒▒▒▒▒▒▒▒▒▒▒▒▒▒▒▒▒▒▒▒▒▒▒▒▒▒▒▒▒▒▒▒▒▒▒▒▒▒▒▒▒▒▒▓▓▓▓▒▒▒▒▒▒▒▒▒▒▒▒▒▒▒▒▒▒▓▓▓▓▒▒▒▒▒▒▒▒▒▒▒▒▒▒▒▒▒▒▒▒▒▒▓▓▒▒▓▓▓▓▓▓▓▓▓▓░░░░        ░░░░░░      ░░░░▒▒▓▓▓▓▒▒▓▓
░░░░░░░░░░░░░░▒▒▒▒▒▒▒▒▒▒▒▒▒▒▓▓▓▓░░▒▒▒▒▒▒▓▓▓▓██▓▓▓▓▒▒▒▒▓▓▒▒▒▒▒▒▒▒▒▒▒▒▓▓▒▒▒▒▒▒▒▒▒▒▒▒▒▒▒▒▒▒▒▒▒▒▒▒▒▒▒▒▒▒▒▒▒▒▒▒▒▒▒▒▒▒▒▒▒▒▒▒▒▒▒▒▒▒▒▒▓▓▒▒▒▒▒▒▒▒▒▒▒▒▒▒▒▒▒▒▒▒▒▒▒▒▒▒▒▒▓▓▒▒▒▒▓▓▓▓▓▓░░          ░░░░░░    ░░░░  ░░▓▓▓▓▓▓▓▓
▒▒░░░░░░░░▒▒▒▒▓▓▓▓▓▓▓▓▒▒▒▒▓▓▓▓▒▒▒▒▒▒▒▒▒▒▓▓▓▓██▓▓▓▓▓▓▓▓▓▓▒▒▒▒▒▒▓▓▒▒▒▒▓▓▒▒▒▒▒▒▒▒▒▒▒▒▒▒▓▓▒▒▒▒▒▒▒▒▒▒▒▒▒▒▒▒▒▒▓▓▓▓▒▒▒▒▒▒▒▒▒▒▒▒▒▒▒▒▒▒▒▒▒▒▒▒▒▒▒▒▒▒▒▒▒▒▒▒▒▒▓▓▒▒▒▒▓▓▒▒▒▒▒▒▒▒▒▒▓▓▓▓░░░░        ░░░░░░  ░░░░░░  ░░▒▒▓▓▓▓▓▓
▒▒▒▒▒▒▒▒▒▒▒▒▒▒▒▒▓▓▓▓▒▒▒▒▒▒▒▒▒▒▓▓▒▒░░▒▒▒▒▓▓▓▓▓▓▓▓▓▓▓▓▓▓▒▒▒▒▒▒▒▒▓▓▒▒▒▒▒▒▒▒▒▒▒▒▒▒▒▒▒▒▒▒▒▒▒▒▒▒▒▒▒▒▒▒▒▒▒▒▒▒▒▒▒▒▓▓▒▒▒▒▒▒▒▒▒▒▒▒▒▒▒▒▒▒▒▒▒▒▒▒▒▒▒▒▓▓▒▒▒▒▒▒▒▒▒▒▒▒▒▒▓▓▒▒▒▒▒▒▒▒▓▓▓▓▓▓▒▒      ░░    ░░░░░░░░░░░░  ░░▓▓▓▓██▓▓
▒▒░░░░░░▒▒░░░░▒▒░░▒▒▒▒▓▓▒▒▓▓▓▓▓▓▓▓▒▒▒▒▒▒▒▒▓▓▓▓▓▓▓▓▓▓▓▓▒▒▒▒▒▒▒▒▒▒▒▒▒▒▒▒▒▒▒▒▒▒▒▒▒▒▒▒▒▒▒▒▒▒▒▒▒▒▒▒▒▒▒▒▒▒▒▒▒▒▒▒▓▓▒▒▒▒▒▒▒▒▒▒▒▒▓▓▒▒▒▒▒▒▓▓▒▒▒▒▒▒▒▒▒▒▒▒▒▒▒▒▒▒▒▒▒▒▒▒▒▒▒▒▒▒▒▒▓▓▓▓▓▓▒▒░░          ░░░░░░░░░░░░░░░░▓▓▓▓▓▓▓▓
▒▒▒▒▒▒░░░░░░░░░░░░░░▒▒░░▒▒▒▒▓▓▓▓▒▒░░▒▒▒▒▒▒▓▓▓▓▓▓▓▓▓▓▒▒▓▓▓▓▓▓▓▓▓▓▓▓▓▓▓▓▒▒▓▓▒▒▒▒▒▒▒▒▓▓▓▓▓▓▓▓▒▒▒▒▒▒▒▒▒▒▒▒▒▒▒▒▒▒▒▒▒▒▒▒▓▓▓▓▒▒▓▓▓▓▓▓▓▓▓▓▓▓▓▓▓▓▓▓▓▓▓▓▓▓▓▓▓▓▓▓▓▓▒▒▓▓▓▓▓▓▓▓▓▓▓▓▓▓▓▓    ░░      ░░░░░░  ░░░░  ░░▓▓████▓▓
░░░░░░░░░░░░░░░░░░▒▒▒▒░░░░▒▒▒▒▓▓░░░░▒▒▒▒▒▒▓▓▓▓▓▓▓▓▓▓▒▒▒▒▒▒▓▓▒▒▒▒▒▒▒▒▒▒▒▒▒▒▒▒▒▒▒▒▒▒▒▒▒▒▒▒▒▒▒▒▒▒▒▒▒▒▓▓▒▒▒▒▒▒▒▒▒▒▒▒▒▒▓▓▒▒▒▒▒▒▓▓▓▓▓▓▓▓▓▓▒▒▒▒▒▒▓▓▓▓▓▓▓▓▓▓▒▒▒▒▒▒▓▓▓▓▓▓▒▒▓▓▓▓▓▓▓▓░░░░░░  ░░  ░░  ░░  ░░░░░░░░▒▒▒▒▓▓▓▓
▒▒░░░░░░░░▒▒░░░░░░▓▓░░▒▒░░▒▒▓▓▒▒░░░░▒▒▒▒▒▒▒▒▒▒▓▓▓▓▓▓▒▒▓▓▓▓▓▓▓▓▒▒▒▒▒▒▒▒▒▒▒▒▒▒▒▒▒▒▒▒▒▒▒▒▒▒▒▒▒▒▒▒▒▒▒▒▓▓▒▒▒▒▒▒▒▒▒▒▒▒▒▒▒▒▒▒▒▒▒▒▓▓▓▓▓▓▓▓▓▓▒▒▒▒▒▒▓▓▓▓▓▓▓▓▓▓▒▒▒▒▒▒▓▓▓▓▓▓▓▓▓▓▓▓▓▓▓▓░░░░░░  ░░  ░░░░░░░░░░░░░░  ░░▒▒▒▒▓▓
▒▒░░░░░░░░▒▒░░░░░░░░░░▒▒▒▒▒▒░░▒▒▒▒▒▒░░▒▒▓▓▒▒▒▒▓▓▓▓▓▓▒▒▒▒▒▒▒▒▒▒▒▒▒▒▒▒▓▓▓▓▓▓▓▓▒▒▒▒▒▒▒▒▒▒▒▒▒▒▒▒▓▓▒▒▒▒▓▓▓▓▒▒▒▒▒▒▓▓▓▓▓▓▓▓▒▒▒▒▒▒▓▓▓▓▓▓▓▓▓▓▒▒▒▒▒▒▓▓▓▓▓▓▓▓▓▓▓▓▓▓▓▓▓▓▓▓▓▓▓▓▒▒▓▓▓▓▓▓▒▒░░░░░░░░░░░░░░░░░░░░░░░░░░  ▓▓▒▒▓▓
░░░░░░░░░░░░░░░░░░░░░░▒▒▒▒░░░░░░░░▒▒▓▓▒▒██▒▒▓▓▓▓▓▓▓▓▓▓▒▒▒▒▒▒▒▒▒▒▒▒▓▓▓▓▓▓▓▓▓▓▓▓▓▓▒▒▒▒▓▓▓▓▓▓▓▓▒▒▒▒▓▓▓▓▒▒▒▒▒▒▓▓▓▓▓▓▓▓▒▒▒▒▒▒▒▒▓▓▓▓▒▒▓▓▒▒▒▒▒▒▓▓▒▒▓▓▒▒▓▓▓▓▒▒▒▒▒▒▓▓▒▒▓▓▒▒▓▓▓▓▓▓▓▓▒▒░░░░░░░░░░  ░░░░░░  ░░░░░░░░▓▓▓▓▓▓
░░░░░░░░░░░░▒▒░░░░░░░░░░░░░░░░░░░░▒▒▒▒▓▓██▓▓▓▓▓▓▓▓▓▓▓▓▒▒▒▒▒▒▒▒▒▒▒▒▒▒▓▓▓▓▓▓▓▓▒▒▒▒▒▒▒▒▒▒▒▒▒▒▓▓▒▒▒▒▒▒▓▓▓▓▒▒▒▒▓▓▓▓▓▓▓▓▒▒▒▒▒▒▒▒▒▒▒▒▒▒▒▒▒▒▒▒▒▒▒▒▒▒▒▒▒▒▒▒▓▓▒▒▒▒▒▒▓▓▒▒▒▒▒▒▓▓▓▓▓▓▓▓▓▓░░░░░░░░░░░░░░░░░░  ░░░░░░  ▓▓████
░░░░░░░░▒▒▒▒▒▒▒▒░░░░░░░░░░░░░░░░░░▒▒▓▓▓▓▓▓▒▒▓▓▓▓▓▓▓▓▒▒▒▒▒▒▓▓▒▒▒▒▒▒▓▓▓▓▓▓▓▓▓▓▒▒▒▒▒▒▒▒▒▒▒▒▒▒▓▓▒▒▒▒▒▒▓▓▓▓▓▓▓▓▓▓▓▓▓▓▓▓▓▓▒▒▒▒▒▒▓▓▒▒▒▒▒▒▓▓▒▒▒▒▒▒▓▓▓▓▒▒▒▒▓▓▒▒▒▒▒▒▓▓▒▒▒▒▒▒▓▓▓▓▓▓▓▓▓▓░░░░░░░░░░░░░░░░░░░░░░░░░░░░░░████
▒▒▒▒░░▒▒▒▒▒▒▒▒▒▒░░▒▒░░░░░░▒▒▒▒░░░░▒▒▒▒▓▓▓▓▒▒▓▓▓▓▓▓▓▓▓▓▓▓▓▓████▓▓▓▓▓▓████▓▓██▓▓████▓▓▓▓▓▓▓▓██▓▓▓▓▓▓▓▓▓▓▓▓▓▓▓▓▓▓▒▒▒▒▓▓▓▓▒▒▒▒▒▒▓▓▒▒▒▒▒▒▓▓▓▓▓▓▓▓▓▓▓▓▓▓▓▓▓▓▓▓▓▓▓▓▓▓▓▓▓▓▓▓██▓▓▓▓██░░░░░░░░░░░░░░░░░░░░  ░░░░░░░░▒▒▒▒
▒▒░░▒▒░░▒▒░░░░░░░░░░░░▒▒░░▒▒░░░░▒▒▒▒▒▒▓▓▓▓▒▒▓▓▓▓▓▓▓▓▓▓▓▓▓▓▓▓▓▓▓▓▓▓▓▓▓▓▓▓▓▓▓▓▓▓▓▓▓▓▓▓▒▒▓▓▓▓▓▓▓▓▓▓▓▓▓▓▓▓▓▓▓▓▓▓▓▓▓▓▓▓▓▓▒▒▒▒▓▓▓▓▒▒▒▒▒▒▓▓▒▒▓▓▓▓▓▓▓▓▓▓▓▓▓▓▓▓▓▓▓▓▓▓▒▒▒▒▓▓▓▓▓▓▓▓▓▓▓▓░░░░░░░░░░░░░░░░░░░░  ░░░░░░░░▒▒▒▒
░░░░░░░░░░░░░░░░░░░░░░▒▒▓▓░░▒▒░░░░▓▓▓▓▒▒▒▒▒▒▓▓▓▓▓▓▓▓▓▓▓▓▒▒▓▓▓▓▓▓▓▓▓▓▓▓▓▓▓▓▓▓▓▓▓▓▓▓▒▒▒▒▒▒▒▒▒▒▒▒▒▒▒▒▓▓▓▓▓▓▓▓▓▓▓▓▓▓▓▓▓▓▒▒▒▒▒▒▓▓▒▒▒▒▒▒▓▓▒▒▒▒▒▒▓▓▓▓▓▓▓▓▓▓▓▓▓▓▓▓▓▓▒▒▒▒▒▒▒▒▓▓▓▓▓▓▓▓░░░░    ░░░░░░░░░░░░░░░░░░  ░░▒▒▒▒
▒▒▒▒░░░░░░░░░░░░░░▓▓▒▒▓▓▓▓▒▒▒▒▒▒░░▒▒▒▒▒▒▒▒▓▓▓▓▓▓▓▓▓▓▓▓▒▒▓▓▓▓▓▓▓▓▓▓▓▓▓▓▓▓▓▓▓▓▓▓▓▓▓▓▒▒▒▒▒▒▓▓▒▒▒▒▒▒▒▒▓▓▓▓▓▓▓▓▓▓▓▓▓▓▓▓▓▓▒▒▒▒▒▒▓▓▒▒▒▒▒▒▓▓▒▒▒▒▒▒▓▓▓▓▓▓▓▓▓▓▓▓▓▓▓▓▓▓▓▓▓▓▒▒▒▒▓▓▓▓▓▓▓▓░░░░░░░░░░░░  ░░░░░░░░░░░░  ░░▒▒▒▒
▒▒▒▒▒▒▒▒▒▒▒▒▓▓▒▒▓▓▓▓▒▒▒▒▓▓▒▒▒▒▒▒▒▒▒▒▒▒▒▒▓▓▒▒▓▓▓▓▓▓▓▓▓▓▓▓▓▓▓▓▓▓▓▓▒▒▓▓▓▓▒▒▓▓▓▓▓▓▓▓▓▓▓▓▓▓▓▓▓▓▓▓▓▓▒▒▓▓▓▓▓▓▓▓▒▒▓▓▓▓▓▓▓▓▓▓▓▓▓▓▓▓▓▓▓▓▓▓▓▓▓▓▓▓▓▓▓▓▓▓▒▒▒▒▓▓▓▓▓▓▓▓▓▓▓▓▓▓▓▓▓▓▓▓██▓▓▓▓▓▓▓▓░░░░░░░░░░░░░░░░░░░░░░░░  ░░░░▒▒
▓▓▓▓▓▓▓▓▓▓▓▓▓▓▓▓▓▓▓▓▓▓▓▓▓▓▓▓▓▓▓▓▓▓▓▓▓▓▓▓▓▓▒▒▓▓▓▓▓▓▓▓▓▓▓▓▒▒▒▒▒▒▓▓
copy to clipboard 👍 upvote 👎 downvote
fill: spaces toggle palette ▓→✊🏽
░░░░░░░░▒▒▒▒▒▒▒▒▓▓▒▒▓▓▒▒▒▒▒▒▒▒▓▓▒▒▓▓▓▓▓▓▓▓▓▓▓▓▒▒░░░░░░  ░░░░░░░░░░░░░░  ░░░░░░░░░░░░░░░░░░░░░░░░░░░░░░░░░░░░░░▒▒▒▒░░▓▓▒▒▒▒░░░░░░▒▒░░░░░░░░▒▒░░░░░░░░░░░░░░      ░░░░▒▒░░░░▒▒▒▒▒▒▒▒▒▒▒▒░░▒▒▒▒░░░░░░▓▓▒▒▓▓
░░░░░░▒▒▒▒▒▒░░▒▒▓▓▓▓▓▓▒▒▒▒▓▓▓▓▓▓░░▒▒▓▓▓▓▒▒▒▒▒▒▒▒▒▒▒▒  ░░░░░░░░░░░░░░░░░░    ░░░░░░░░░░░░░░░░░░░░░░░░░░░░░░░░░░▒▒▒▒▒▒▓▓▓▓▒▒▓▓░░▒▒░░░░▒▒░░░░▒▒▒▒░░░░▒▒░░░░░░▒▒░░░░░░░░▓▓▓▓▒▒▒▒▒▒▒▒▒▒░░▒▒▒▒▒▒▒▒▒▒▓▓▓▓▒▒▒▒▓▓
░░░░░░░░▒▒▒▒░░▒▒▒▒▒▒▓▓▓▓▒▒▓▓▓▓░░░░▒▒▒▒▒▒▒▒▓▓▒▒░░▒▒▓▓░░░░░░░░░░░░░░░░░░  ░░░░░░░░░░░░░░  ░░░░░░░░░░░░░░░░░░  ░░▓▓▒▒░░▒▒▒▒▒▒▒▒▒▒▒▒▒▒▒▒▒▒▒▒▒▒▒▒░░▓▓▒▒▓▓▓▓▒▒░░  ░░░░░░░░░░▒▒████▓▓██▓▓▓▓▒▒▒▒▓▓▒▒▒▒▒▒▓▓▓▓▓▓▒▒
░░░░░░░░▒▒▒▒▒▒▓▓▓▓▒▒▓▓▓▓▒▒▓▓▓▓▒▒▓▓▓▓▓▓▓▓▓▓▓▓▓▓▓▓▒▒░░▒▒░░░░░░░░░░░░    ░░░░░░░░░░░░░░░░░░░░░░░░░░░░░░░░  ░░░░░░▒▒▓▓░░░░░░░░▒▒▒▒▒▒▒▒▒▒▒▒▒▒▓▓▓▓▒▒▒▒▓▓▓▓▓▓▓▓▒▒▓▓▓▓▒▒▒▒░░▒▒▒▒▒▒██▓▓▓▓▓▓▓▓▓▓████▓▓▒▒▒▒░░▒▒▓▓░░
░░░░░░░░▒▒░░░░▒▒▒▒▒▒▓▓▒▒▓▓▒▒▓▓▓▓▓▓▓▓▒▒▓▓▓▓▒▒▓▓▒▒▒▒▓▓▓▓░░░░░░░░░░░░░░  ░░░░░░░░░░░░░░░░░░░░    ░░░░░░░░░░░░  ▒▒██▒▒▒▒░░▒▒▒▒▒▒▒▒░░▒▒▒▒▒▒░░▓▓▓▓▓▓▓▓▓▓▓▓▓▓▓▓▒▒▓▓▒▒▒▒▒▒░░▒▒▒▒▒▒▓▓▓▓▓▓██▓▓▓▓██▓▓▓▓▒▒▒▒▒▒░░░░░░
░░▒▒░░▒▒░░░░░░░░▒▒▒▒▒▒▒▒▒▒▓▓▒▒▒▒▒▒▓▓▓▓▓▓▒▒▒▒▓▓▓▓▒▒▒▒▒▒░░░░░░░░░░░░░░░░░░░░░░░░  ░░░░░░░░  ░░  ░░░░░░░░░░░░  ▒▒▒▒▒▒░░░░▒▒▒▒░░▒▒▒▒▒▒▒▒▒▒░░▒▒▓▓▓▓██▓▓▓▓▓▓▓▓▓▓▓▓▓▓▓▓▒▒░░▒▒▓▓▒▒▓▓▓▓▓▓▓▓▓▓▓▓▓▓▓▓▒▒▒▒▒▒▒▒░░░░░░
░░▒▒░░▒▒░░▒▒▒▒░░▒▒▒▒▒▒▒▒▒▒░░▒▒▒▒▒▒▓▓▓▓▒▒▓▓▓▓▓▓▒▒▒▒▓▓▓▓░░░░░░░░░░░░░░  ░░░░░░░░  ░░░░░░░░░░░░░░░░░░░░  ░░    ░░▓▓░░▒▒▒▒▒▒░░▒▒▒▒░░▒▒▒▒▒▒░░▓▓▓▓▓▓▓▓▓▓▓▓████████████▒▒▓▓▓▓▓▓▓▓▓▓▒▒▓▓▓▓▒▒▓▓▒▒▓▓▒▒▒▒▒▒░░░░░░░░
░░░░░░▒▒▒▒░░▓▓▒▒▒▒▒▒▒▒▒▒▒▒░░░░▓▓▒▒▒▒▒▒▒▒▓▓▓▓▒▒▓▓▓▓▒▒░░░░░░░░░░░░░░░░░░    ░░░░  ░░░░░░░░░░░░░░  ░░░░  ░░░░░░░░▒▒░░░░▒▒▒▒░░▒▒▓▓▒▒▒▒▒▒▒▒░░░░░░░░░░░░░░░░░░░░▒▒▒▒▒▒▓▓▓▓▓▓▒▒▒▒▓▓▒▒▓▓▓▓▒▒▒▒▓▓▒▒▒▒░░░░░░░░▒▒▓▓
░░░░░░▒▒▒▒▒▒░░▒▒░░░░░░▒▒░░░░░░▓▓▒▒▒▒▒▒▓▓▓▓▓▓▒▒▒▒░░░░░░░░░░░░  ░░░░░░▒▒  ░░░░░░    ░░░░░░░░░░░░░░░░░░▒▒░░░░░░  ░░░░░░▒▒▒▒░░░░▒▒▒▒░░░░░░░░░░░░░░░░░░░░░░░░░░░░▒▒▓▓▒▒▒▒▓▓▒▒▒▒▓▓▓▓▓▓▓▓▓▓▒▒▒▒░░░░░░░░░░▒▒▓▓▓▓
░░░░░░▒▒▒▒▒▒░░░░▒▒▒▒░░░░░░░░▒▒▒▒▒▒░░░░▒▒░░▓▓▒▒▓▓░░░░░░░░░░░░  ░░░░░░  ░░░░  ░░    ░░░░░░░░░░░░░░░░░░▒▒▒▒▒▒░░░░  ░░░░░░▒▒░░░░░░░░░░░░░░░░░░░░░░░░░░░░░░░░░░▓▓▓▓▓▓▒▒▒▒▒▒▒▒▓▓▒▒▓▓▓▓▒▒▒▒▒▒▓▓▒▒░░░░░░░░░░░░▓▓
░░░░░░░░▒▒▒▒▒▒▒▒░░░░░░░░░░░░▒▒▒▒▒▒░░░░░░░░░░░░░░░░░░░░░░░░░░░░░░░░░░░░░░        ░░  ░░░░  ░░░░  ░░░░▒▒░░▒▒░░░░    ░░░░    ░░░░░░░░░░░░  ░░░░  ░░░░░░░░░░░░░░▓▓░░▒▒▓▓▒▒▒▒▓▓▓▓▓▓░░▓▓▓▓██▒▒▒▒░░░░░░░░░░██▒▒
░░░░░░░░░░░░░░▓▓▒▒▓▓░░░░░░░░░░▒▒▒▒░░░░░░░░░░░░░░░░░░░░░░░░░░░░░░░░▒▒▒▒▒▒░░░░░░  ░░░░░░░░  ░░░░    ░░▒▒▒▒░░░░░░  ░░    ░░  ░░░░░░░░░░░░    ░░  ░░░░░░░░░░░░░░░░░░░░░░░░░░▒▒▓▓░░░░░░▒▒░░▓▓░░░░░░░░░░░░░░░░
▓▓▓▓▒▒▒▒▓▓▒▒▓▓██▒▒██▒▒▒▒▒▒▓▓▒▒▒▒▓▓░░░░░░░░░░░░░░░░░░  ░░░░░░░░░░░░▒▒▒▒▒▒▒▒▒▒▒▒  ░░░░░░░░  ░░  ░░░░░░▒▒▒▒▒▒░░░░░░░░    ░░  ░░░░░░░░░░░░  ░░░░  ░░░░░░░░░░░░░░░░░░░░▒▒░░░░░░░░░░░░░░░░░░▒▒░░░░░░░░░░░░░░░░
██▓▓▓▓▒▒▓▓▒▒▓▓▓▓▓▓▓▓▒▒▓▓▓▓▓▓▓▓▒▒▓▓░░░░▒▒░░░░░░░░░░░░░░░░░░░░░░░░░░▒▒▒▒▒▒▒▒▒▒▒▒  ░░░░░░░░  ░░  ▒▒░░░░░░▒▒▒▒░░░░░░░░░░░░░░░░░░░░░░░░░░  ░░░░░░░░░░░░░░░░░░░░  ░░░░░░░░░░░░░░░░░░░░░░░░░░▒▒░░░░░░░░░░░░░░░░
██▓▓▓▓▓▓▒▒▓▓▓▓▓▓▓▓▓▓▒▒▒▒▓▓▓▓▓▓▓▓▓▓░░░░░░░░░░▒▒░░░░░░░░░░░░░░░░░░░░▒▒▒▒▒▒▒▒▒▒▒▒░░░░░░▒▒░░░░▒▒░░░░▒▒░░░░░░░░░░░░░░░░░░░░░░░░░░░░░░░░░░░░▒▒░░░░░░░░░░░░░░    ░░░░░░░░░░░░░░░░░░░░░░░░░░░░▓▓▒▒░░░░░░░░░░░░░░
▓▓▓▓▓▓▒▒▒▒▓▓▓▓░░▓▓▓▓▒▒▓▓▓▓▓▓▓▓▓▓▒▒░░░░░░░░░░░░░░░░░░░░░░░░░░░░░░░░▒▒▒▒▓▓▒▒░░▒▒▒▒▒▒▒▒▒▒▒▒░░▒▒▒▒░░▒▒▒▒▒▒░░▒▒░░░░░░░░░░░░▒▒░░░░░░░░░░░░░░░░░░░░  ░░░░░░░░░░░░  ░░░░  ░░░░░░░░░░░░░░░░░░░░▓▓░░░░░░░░░░░░░░░░
██▓▓▓▓▒▒▓▓▓▓▓▓▓▓▓▓▓▓▓▓▓▓▓▓▓▓▓▓▓▓▓▓░░░░░░░░░░▒▒░░░░░░░░░░░░░░░░░░░░░░▒▒▒▒░░▒▒▒▒░░▒▒▒▒░░▒▒▒▒░░▒▒░░▒▒▒▒▒▒▒▒░░░░░░░░▒▒░░░░░░░░▒▒░░▒▒░░░░░░    ░░  ░░░░░░░░░░░░░░  ░░░░░░░░░░░░░░░░  ░░░░░░▒▒▒▒░░░░░░░░░░▒▒▒▒
▓▓▓▓▒▒▒▒▒▒▓▓▓▓▓▓▓▓▓▓▓▓▒▒▓▓▓▓▓▓▓▓▒▒░░░░▒▒░░░░░░░░░░░░░░░░░░░░▒▒░░▒▒░░░░▒▒░░▒▒░░▒▒▒▒▒▒▒▒▒▒░░▒▒▒▒▒▒▒▒▒▒░░░░░░░░░░░░▒▒▒▒░░▒▒░░░░░░░░▒▒░░░░░░░░░░░░░░▒▒░░░░    ░░░░░░░░░░    ░░    ░░  ░░  ▓▓▒▒░░░░░░░░░░▒▒▒▒
▓▓▓▓▓▓▒▒▒▒▒▒▓▓▓▓▒▒▒▒▒▒▓▓▓▓▓▓▒▒▒▒▒▒░░░░░░░░░░░░░░░░░░░░▒▒▒▒░░▒▒░░▒▒░░░░░░░░░░░░▒▒▒▒▒▒▒▒▒▒▒▒▒▒▒▒▒▒▒▒▒▒▒▒▒▒▒▒░░▒▒▒▒▒▒▒▒▒▒▒▒▒▒▒▒░░░░▒▒░░░░░░░░░░░░░░░░░░░░░░░░░░░░  ░░░░░░░░░░░░░░░░░░░░░░▓▓▒▒░░░░░░░░░░▒▒▓▓
▒▒▒▒░░▒▒░░░░▒▒░░▒▒▒▒░░░░░░▒▒▒▒▓▓░░  ░░░░░░░░░░░░░░░░░░▒▒▒▒░░▒▒▒▒▒▒▒▒░░░░░░░░░░▒▒▒▒▒▒▒▒▒▒░░▒▒░░▒▒▒▒░░▒▒▒▒▒▒░░▒▒▒▒▒▒▒▒░░▒▒▒▒  ▒▒░░░░░░░░▒▒░░░░░░░░░░░░░░▒▒░░▒▒▒▒░░░░░░░░░░░░░░░░░░░░░░░░▓▓░░░░░░░░░░░░▒▒▒▒
░░░░░░░░▒▒▒▒▒▒░░░░░░░░░░░░░░░░▓▓░░░░░░░░░░░░░░░░░░░░░░▒▒▒▒▒▒▒▒▒▒▒▒░░░░░░  ░░░░░░  ▒▒▒▒▒▒▒▒▒▒░░▒▒▒▒░░▒▒▒▒▒▒░░▒▒▒▒▒▒▒▒░░▒▒▒▒  ░░░░░░  ░░▒▒░░░░░░░░░░▒▒▒▒▒▒▒▒▒▒░░  ░░░░░░░░░░░░░░░░░░░░░░▒▒▒▒░░▒▒░░░░▒▒▒▒▒▒
░░░░░░░░▒▒▒▒▒▒▒▒▒▒▒▒░░░░░░░░░░▓▓▒▒  ░░  ░░░░░░░░░░░░░░▒▒░░▒▒▒▒░░▒▒▒▒░░░░░░░░  ░░░░▒▒▒▒▒▒▒▒░░▒▒░░▓▓▒▒▒▒▒▒▒▒▒▒▒▒▒▒▒▒▒▒▒▒▒▒▒▒  ░░  ░░      ░░░░░░░░░░░░▒▒▒▒▒▒▒▒▒▒  ░░░░░░░░░░░░░░░░░░░░  ▓▓▒▒░░░░░░░░░░▒▒▒▒
░░░░░░▒▒▒▒▒▒░░░░░░░░░░▒▒▒▒░░▒▒▓▓░░░░░░    ░░░░░░  ░░░░░░  ░░▒▒▒▒▒▒▒▒░░░░░░░░░░░░  ▒▒▒▒▒▒▒▒▒▒▒▒▒▒▒▒▒▒▒▒▒▒░░░░░░▒▒░░▒▒░░▒▒▒▒░░░░  ░░░░  ░░  ░░░░░░▒▒░░▒▒▒▒▒▒░░▒▒░░░░░░░░░░░░░░░░  ░░░░░░▒▒▒▒░░░░░░░░░░░░░░
░░░░░░▒▒▒▒▒▒▒▒░░▒▒▒▒░░▒▒▒▒░░▒▒░░░░░░░░░░░░  ░░░░  ░░  ░░░░░░░░░░▒▒▒▒▒▒░░░░░░░░░░░░▒▒▒▒▒▒▒▒▒▒▒▒▒▒▒▒▒▒▒▒▒▒▒▒░░    ░░▒▒░░░░▒▒    ░░░░  ░░░░░░░░░░░░▒▒░░▒▒▒▒▒▒░░▒▒░░░░░░░░░░░░  ░░░░░░░░▒▒░░▒▒░░░░░░░░░░░░░░
░░░░░░░░▒▒▒▒▒▒▒▒░░▒▒▒▒▒▒░░░░░░▒▒░░░░░░░░░░░░░░░░░░░░  ░░░░    ░░▒▒░░▒▒░░▒▒░░░░    ▒▒▒▒▒▒▒▒▒▒▒▒▒▒▒▒▒▒▒▒▒▒▒▒▒▒░░  ░░░░    ▒▒░░  ░░░░  ░░░░░░░░░░░░▒▒▒▒░░▒▒░░░░▒▒░░░░░░░░░░░░░░░░░░░░  ░░▒▒░░░░░░░░░░░░░░░░
░░░░▒▒░░▒▒░░░░░░▒▒░░░░▒▒▒▒▓▓▓▓▓▓▓▓░░░░░░░░░░░░░░░░░░░░░░░░  ░░▒▒▒▒░░▒▒▒▒▒▒░░  ░░  ▒▒▒▒▒▒▒▒▒▒▒▒▒▒▒▒▒▒▒▒▒▒▒▒░░░░░░  ░░    ░░░░  ░░░░░░░░░░░░░░▒▒░░▒▒▒▒░░▒▒░░░░░░░░░░░░░░░░░░░░░░▒▒▒▒  ░░▒▒░░░░░░░░░░░░░░░░
░░░░▒▒▒▒░░░░▒▒░░▒▒▒▒░░▒▒▓▓▒▒▓▓▓▓▓▓▒▒░░░░░░░░░░░░░░░░░░░░░░░░░░▒▒▒▒▒▒▒▒▒▒░░░░░░░░  ▒▒░░▒▒▒▒▒▒▒▒▒▒██░░▒▒▓▓░░░░░░░░▒▒░░  ░░░░▒▒░░░░░░░░░░░░░░▒▒▒▒▒▒▒▒▒▒░░░░░░▒▒▒▒░░░░░░░░░░░░░░░░▒▒▒▒░░▒▒▒▒▒▒░░░░░░░░░░░░░░
░░▒▒▒▒░░▒▒▒▒▒▒░░░░▒▒▒▒▒▒▓▓▓▓▓▓▓▓▓▓░░░░░░░░  ░░▒▒░░░░░░░░░░▒▒░░▒▒▒▒▒▒▒▒░░▒▒▒▒▒▒▒▒▒▒▒▒▒▒▒▒▒▒░░░░▒▒▓▓▒▒▓▓▒▒░░░░░░░░▒▒▒▒  ░░░░▒▒▒▒░░░░▒▒░░▒▒░░▒▒▒▒▒▒▒▒░░░░░░░░░░  ░░░░  ░░░░░░▒▒▓▓▓▓░░▒▒▒▒▒▒▒▒░░░░░░░░░░░░░░
░░░░░░▒▒▒▒░░▒▒▒▒▒▒▒▒▒▒▒▒▓▓▓▓▒▒▓▓▓▓▓▓░░░░  ░░▒▒░░░░░░▒▒░░░░▒▒░░▒▒▒▒▒▒░░░░▒▒▒▒▒▒▒▒▒▒▒▒▒▒░░▒▒▒▒░░░░▒▒░░▓▓░░▒▒▒▒░░▒▒▒▒▒▒░░░░░░▒▒░░▒▒░░░░░░▒▒░░▒▒▒▒▒▒▒▒░░░░░░░░░░    ░░░░░░░░░░▒▒░░▒▒▒▒▓▓░░▒▒▒▒░░░░░░░░░░░░░░
░░░░░░▒▒▒▒░░░░▒▒░░▒▒▒▒▓▓▓▓▓▓▓▓▓▓▓▓▓▓▒▒░░  ░░░░░░▒▒░░▒▒░░▒▒▒▒▒▒▒▒▒▒░░▒▒░░▒▒▒▒▒▒▒▒▒▒▒▒▒▒░░░░▒▒░░░░░░░░▒▒░░▒▒▒▒▒▒▒▒▒▒░░░░▒▒░░▒▒░░▒▒▒▒░░▒▒▒▒▒▒▒▒▒▒▒▒▒▒░░░░░░░░░░░░▒▒▒▒░░░░░░▒▒▓▓▒▒▒▒▒▒░░▒▒░░▒▒░░░░░░░░░░░░░░
░░░░░░▒▒▒▒▒▒▒▒░░▒▒▒▒▒▒▒▒▓▓▒▒▓▓▓▓▓▓▒▒▒▒░░░░░░░░░░░░▒▒░░▒▒▒▒░░▒▒▒▒░░▒▒░░░░▒▒▒▒▒▒▒▒▒▒▒▒▒▒░░▒▒░░▒▒░░  ▒▒░░░░▒▒░░▒▒▒▒░░▒▒▒▒▒▒▒▒▒▒░░▒▒▒▒░░▒▒▒▒▒▒▒▒▒▒▒▒▒▒░░░░░░░░▒▒░░░░░░░░▒▒░░░░▒▒░░▒▒▓▓▒▒░░▒▒░░░░░░░░░░░░░░░░
░░░░░░░░▒▒░░▒▒▒▒▒▒▒▒▒▒▒▒▓▓▒▒▒▒▓▓▓▓▒▒▒▒▒▒░░░░░░░░░░░░▒▒░░▒▒░░▒▒▒▒▒▒░░▒▒░░▒▒▒▒▒▒▒▒▒▒░░▒▒░░▒▒░░▒▒░░  ▒▒░░░░▒▒░░▒▒▒▒░░▒▒▒▒▒▒▒▒░░▒▒░░▒▒░░▒▒▒▒▒▒▒▒▒▒▒▒▒▒░░░░░░░░▓▓░░░░░░▒▒▓▓░░▒▒▓▓▒▒░░░░▓▓░░░░░░░░░░░░░░░░░░░░
▒▒░░░░░░░░░░░░░░░░▒▒▒▒▒▒▓▓▒▒▒▒▒▒▓▓▒▒▒▒▒▒░░░░░░░░░░░░░░░░▒▒▒▒▒▒▒▒▒▒░░▒▒░░▒▒░░▒▒▒▒▒▒░░▒▒▒▒▒▒░░▒▒▒▒░░▒▒░░░░▒▒░░▒▒▒▒░░▒▒░░░░░░░░▒▒░░▒▒░░▒▒░░▒▒▒▒▒▒▒▒░░▒▒░░░░▓▓▓▓▓▓▓▓▓▓▓▓▓▓▒▒░░▒▒░░▒▒▒▒░░▒▒░░░░░░░░░░░░░░░░░░
▒▒▒▒▒▒░░▒▒▒▒▒▒▒▒░░▒▒▒▒▒▒▒▒▒▒▒▒▒▒▓▓▓▓▓▓▓▓░░░░░░░░░░░░░░░░▒▒▒▒░░▒▒▒▒░░░░▒▒░░░░░░▒▒▒▒▒▒▒▒▒▒▒▒░░▒▒░░░░░░░░▒▒▒▒░░▒▒▒▒▒▒░░░░░░░░▒▒▒▒▒▒░░▒▒▒▒░░▒▒▒▒▒▒▒▒▒▒▒▒░░░░▓▓▒▒▒▒▒▒▒▒▒▒▒▒░░░░▒▒▒▒░░░░░░░░▒▒░░░░░░░░░░░░░░░░
▒▒▒▒▓▓░░▒▒▒▒▒▒▒▒░░▒▒▒▒░░░░▒▒▒▒▓▓▒▒▓▓▓▓▒▒▒▒▓▓░░  ░░░░░░░░░░▒▒▒▒▒▒▒▒▒▒▒▒▒▒▒▒░░▒▒▒▒░░░░▒▒░░▒▒░░▒▒▒▒▒▒░░▒▒░░▒▒░░░░░░▒▒░░▒▒▒▒▒▒▒▒▒▒▒▒▒▒░░▒▒░░▒▒▒▒▒▒▒▒▒▒▒▒░░▒▒▒▒▓▓░░░░░░▒▒▓▓▓▓▒▒▓▓░░░░░░░░▒▒▒▒░░░░░░░░░░░░░░▒▒
▒▒▓▓▒▒▒▒▒▒░░▒▒▒▒▒▒▒▒░░░░▒▒░░▒▒▓▓▒▒▒▒▓▓▓▓▒▒▒▒░░░░▒▒░░░░░░░░░░░░▒▒░░░░▒▒░░░░▒▒░░▒▒  ░░░░  ░░░░░░▒▒▒▒▒▒░░▒▒░░▒▒▒▒▒▒░░░░░░▒▒▒▒▒▒▒▒▒▒▒▒░░░░▒▒▒▒▒▒░░▒▒▒▒░░░░░░░░░░▓▓░░░░▓▓░░▓▓░░▓▓░░░░░░░░░░░░░░░░░░░░░░░░░░▒▒
▒▒▒▒▒▒░░░░░░░░░░▒▒▒▒▒▒░░▒▒░░▒▒▓▓▒▒▒▒▒▒▓▓▓▓▓▓░░▒▒▒▒░░░░░░  ░░  ░░▒▒░░░░░░░░▒▒░░░░  ░░▒▒░░▒▒▒▒▒▒░░░░▒▒░░▒▒▒▒▒▒▒▒▒▒░░▒▒░░▒▒▒▒▒▒▒▒▒▒▒▒░░░░░░░░▒▒  ░░▒▒▒▒░░░░░░░░    ░░░░░░░░▒▒▒▒░░░░░░▒▒▒▒░░░░░░░░░░░░░░░░░░
▒▒▒▒▒▒▒▒▒▒▒▒▒▒▒▒░░▒▒░░░░░░░░▒▒▒▒▒▒▒▒▒▒▒▒▒▒▒▒▒▒░░▒▒▒▒░░░░  ░░░░░░▒▒▒▒░░  ▒▒░░░░░░░░░░▒▒▒▒░░▒▒▒▒▒▒░░▒▒▒▒▒▒░░▒▒▒▒▒▒░░▒▒▒▒▒▒▒▒▒▒▒▒▒▒▒▒░░░░░░░░░░░░░░▒▒░░░░░░░░░░░░░░░░░░  ░░░░▒▒░░░░░░░░░░░░░░░░░░░░░░░░░░░░
▒▒▒▒▒▒░░░░▒▒░░▒▒░░▒▒░░░░░░░░░░░░▒▒▒▒▒▒▒▒▓▓▒▒▒▒░░░░░░░░░░░░░░▒▒▒▒▒▒▒▒░░▒▒░░░░▒▒▒▒▒▒▒▒▒▒▒▒▒▒▒▒░░░░░░▒▒▒▒▒▒░░▒▒░░▒▒░░░░░░▒▒░░░░▒▒░░▒▒░░░░░░░░░░  ░░░░░░░░░░░░░░░░░░░░░░░░░░▒▒▒▒▒▒░░░░▒▒░░░░░░▒▒░░▒▒░░░░░░░░
▓▓▓▓▒▒░░░░░░░░░░░░░░░░░░░░░░░░░░▒▒▒▒▒▒▒▒▒▒▒▒▒▒░░░░░░░░░░░░░░▒▒▒▒▒▒░░░░░░░░░░░░░░░░░░░░░░▒▒░░░░░░░░░░░░░░▒▒▒▒░░▒▒░░░░░░░░  ░░░░░░░░░░░░  ░░  ░░░░░░░░░░░░░░░░░░░░░░░░░░▒▒▓▓▓▓▓▓▓▓▓▓▓▓▓▓▓▓▓▓▓▓██▓▓▓▓░░░░░░
▓▓▒▒▓▓▒▒▒▒▒▒▒▒▒▒░░░░░░░░░░░░░░░░░░░░░░▒▒▒▒▓▓░░░░░░░░░░░░░░░░░░░░░░░░░░░░░░░░░░▒▒░░░░▒▒░░▒▒▒▒░░  ░░░░░░░░░░  ░░▒▒░░░░░░▒▒░░▒▒░░▒▒▒▒░░░░░░▒▒  ▒▒░░  ░░░░░░░░░░░░░░░░░░░░░░▒▒▓▓▓▓▓▓▓▓▓▓▓▓▓▓▓▓▓▓██▓▓▓▓░░░░░░
▒▒▓▓▓▓▒▒▒▒▒▒▒▒▒▒▒▒▒▒▒▒░░░░░░░░░░░░░░▒▒▒▒▒▒▒▒▒▒░░░░░░░░░░░░░░░░░░░░░░░░░░░░░░░░░░░░▒▒▒▒░░░░░░░░  ░░░░░░░░░░  ░░▒▒  ░░░░░░░░░░░░░░░░░░░░░░░░░░░░░░  ░░░░░░░░░░▒▒░░░░░░░░░░▒▒▓▓▓▓▓▓▓▓▓▓▓▓▓▓▓▓▓▓██▓▓▓▓░░░░░░
▓▓▒▒▒▒▓▓▒▒▒▒▒▒░░░░▒▒░░░░░░░░░░░░▒▒▒▒▒▒▒▒▒▒▒▒▒▒▒▒░░░░░░░░░░░░░░░░░░░░░░░░░░░░░░░░░░░░░░░░░░░░░░░░░░░░  ░░░░░░▒▒░░░░░░  ░░░░░░░░░░░░  ░░░░░░░░░░░░░░░░░░░░░░░░░░░░░░░░░░░░▒▒▓▓▓▓▓▓▓▓▓▓▓▓▓▓▓▓▓▓██▓▓▓▓░░░░░░
▒▒░░▒▒░░░░▒▒▒▒░░░░▒▒░░░░░░░░░░░░▒▒▒▒▒▒▒▒▒▒▒▒▒▒▒▒░░░░░░░░░░░░░░░░░░░░░░  ░░░░░░░░░░▒▒░░░░░░░░░░░░  ░░  ▒▒░░░░▒▒░░░░░░  ▒▒░░░░░░░░░░░░░░░░░░░░░░░░▒▒░░░░░░  ░░░░░░░░░░░░░░▒▒▒▒▓▓▓▓▓▓▓▓▓▓▓▓▓▓▓▓██▓▓▓▓░░░░░░
▒▒▒▒▒▒░░░░▒▒▒▒▒▒░░░░░░░░░░░░▒▒░░▒▒▒▒▒▒▒▒░░▒▒░░░░░░░░░░░░  ░░░░▒▒░░░░░░░░░░░░░░░░░░░░░░░░░░░░░░░░░░  ░░░░░░░░▒▒░░▒▒▒▒  ▒▒░░░░░░░░▒▒░░░░░░░░░░░░  ░░  ░░░░░░░░░░░░░░░░░░░░▒▒▓▓▓▓▓▓▓▓▓▓▓▓▓▓▓▓▓▓██▓▓▓▓░░░░░░
▒▒░░░░░░░░▒▒░░░░░░▒▒░░░░░░░░▒▒▒▒░░▒▒▒▒▒▒▒▒▒▒▒▒░░░░░░░░░░  ░░░░░░▒▒░░  ▒▒░░░░  ░░░░░░░░░░░░▒▒░░░░░░░░░░░░▒▒░░░░░░░░░░░░▒▒▒▒▒▒░░▒▒▒▒░░    ░░  ░░  ░░░░░░░░░░░░░░░░░░░░░░░░░░▒▒▒▒▓▓▒▒▒▒▒▒▒▒▒▒▓▓▓▓▒▒▒▒░░░░░░
░░░░░░▒▒▒▒░░▒▒░░▒▒░░░░░░░░░░░░░░░░▒▒░░░░▒▒▒▒░░░░░░░░░░░░░░░░░░░░░░░░░░░░░░░░░░░░▒▒░░▒▒░░▒▒░░▒▒░░░░▒▒░░░░░░░░░░░░░░░░░░▒▒▒▒▒▒▒▒▒▒▒▒░░░░░░░░░░░░░░░░░░  ░░░░░░░░░░░░░░░░░░░░▒▒▒▒░░░░██░░░░░░░░░░▓▓▓▓░░░░░░
▓▓░░░░▒▒▒▒▒▒▒▒░░▒▒▒▒░░░░░░░░░░▒▒░░░░░░░░▒▒░░░░░░░░░░░░░░░░░░░░░░░░░░▒▒░░░░▒▒░░▒▒▒▒▒▒▒▒░░░░░░▒▒▒▒░░░░░░░░░░░░░░▒▒░░░░░░▒▒▒▒▒▒▒▒▒▒▒▒░░  ░░░░░░░░░░░░░░░░░░░░░░░░  ░░░░░░░░░░▓▓░░░░░░▓▓░░░░░░░░░░▒▒▒▒░░░░░░
▒▒░░▒▒▒▒░░▒▒▒▒▒▒▒▒▒▒░░░░░░░░▒▒▒▒░░░░░░░░░░░░░░░░░░░░░░░░░░░░░░░░░░░░░░░░░░░░░░░░░░░░░░▒▒░░▒▒▒▒▒▒░░  ▒▒  ░░░░░░░░░░░░░░▒▒▒▒▒▒▒▒░░▒▒░░░░░░░░░░░░░░░░░░▒▒░░░░░░░░░░░░░░░░  ░░▒▒▒▒░░░░░░░░░░░░░░░░▒▒▒▒░░░░░░
▒▒▓▓░░▒▒░░░░░░▒▒▒▒▒▒░░░░░░░░░░▒▒▒▒▒▒░░▒▒░░░░░░░░░░      ░░░░  ░░▒▒░░░░░░░░░░▒▒░░░░  ░░░░░░░░░░░░░░░░░░░░░░░░░░░░▒▒░░░░▒▒░░▒▒▒▒░░▒▒░░▒▒░░░░        ░░░░